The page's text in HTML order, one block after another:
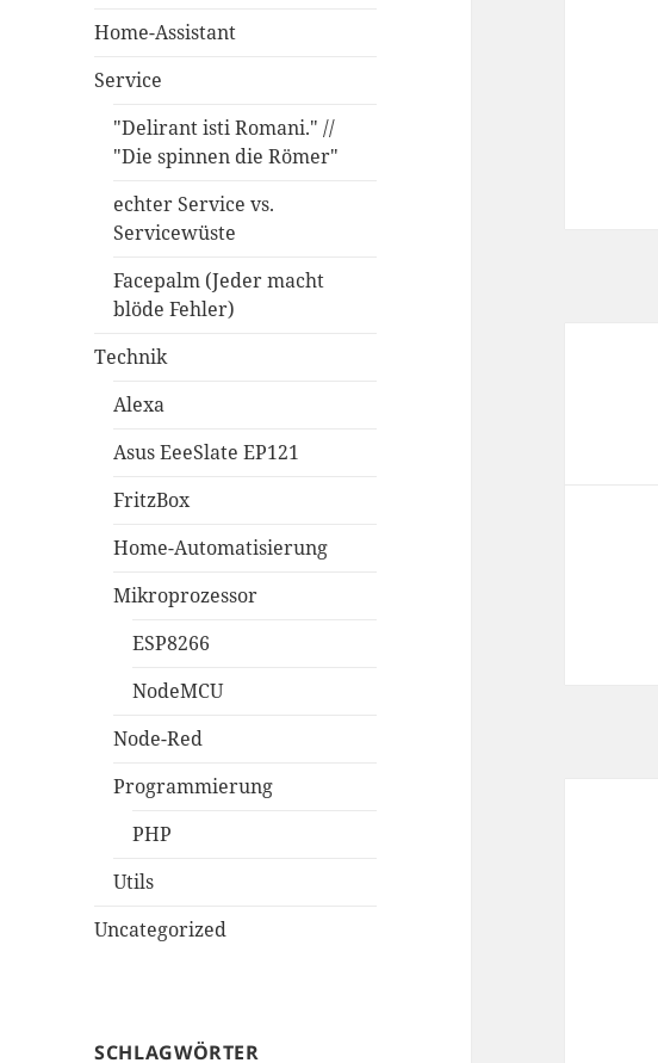
Home-Assistant
Service
"Delirant isti Romani." //
"Die spinnen die Römer"
echter Service vs.
Servicewüste
Facepalm (Jeder macht
blöde Fehler)
Technik
Alexa
Asus EeeSlate EP121
FritzBox
Home-Automatisierung
Mikroprozessor
ESP8266
NodeMCU
Node-Red
Programmierung
PHP
Utils
Uncategorized
SCHLAGWÖRTER